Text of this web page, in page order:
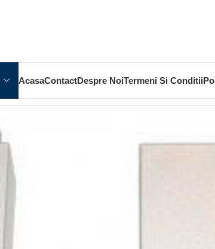
AcasaContactDespre NoiTermeni Si Conditii